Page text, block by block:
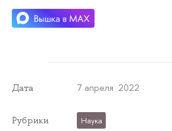
Дата 7 апреля 2022
Рубрики Наука